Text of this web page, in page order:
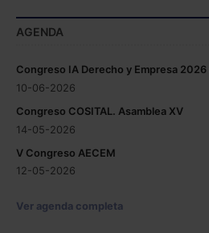
AGENDA
Congreso IA Derecho y Empresa
10-06-2026
Congreso COSITAL. Asamblea XV
14-05-2026
V Congreso AECEM
12-05-2026
Ver agenda completa